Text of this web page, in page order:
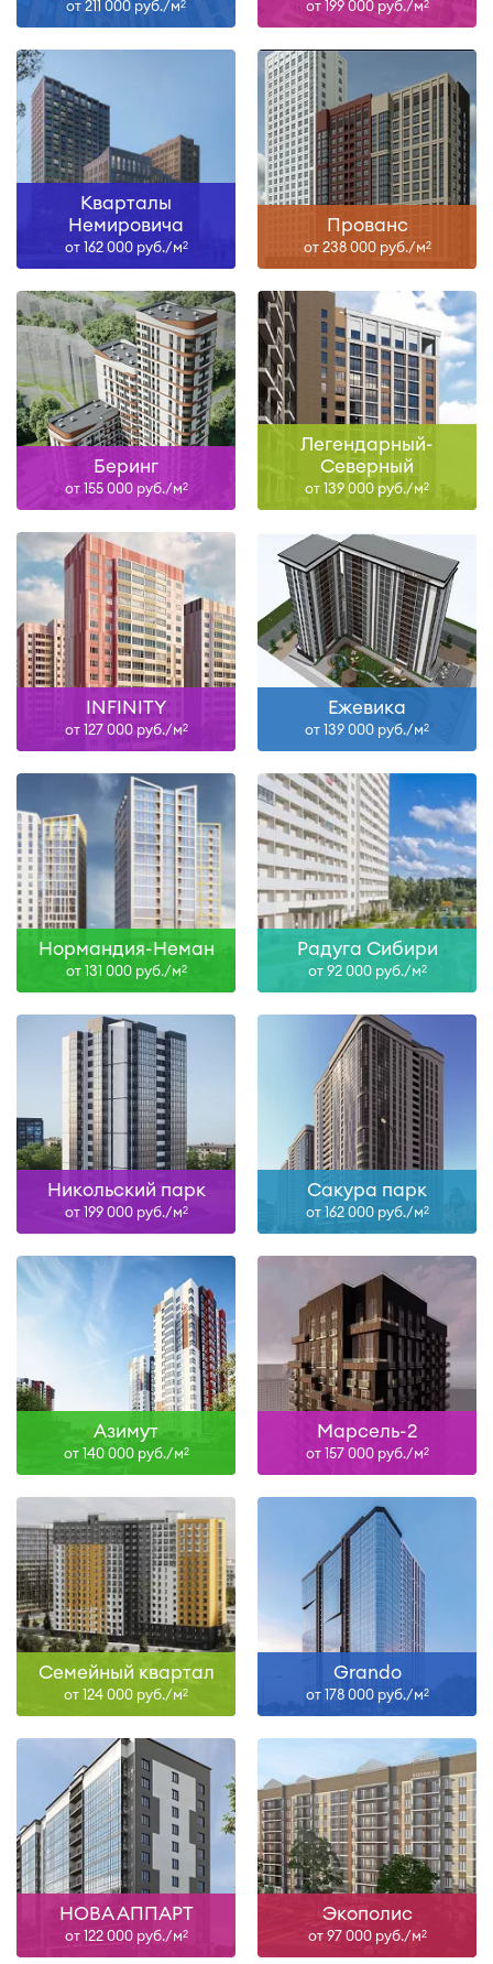
от 211 000 руб./м2 от 199 000 руб./м2
Кварталы
Немировича
от 162 000 руб./м2
Прованс
от 238 000 руб./м2
Беринг
от 155 000 руб./м2
Легендарный-
Северный
от 139 000 руб./м2
INFINITY
от 127 000 руб./м2
Ежевика
от 139 000 руб./м2
Нормандия-Неман
от 131 000 руб./м2
Радуга Сибири
от 92 000 руб./м2
Никольский парк
от 199 000 руб./м2
Сакура парк
от 162 000 руб./м2
Азимут
от 140 000 руб./м2
Марсель-2
от 157 000 руб./м2
Семейный квартал
от 124 000 руб./м2
Grando
от 178 000 руб./м2
НОВА АППАРТ
от 122 000 руб./м2
Экополис
от 97 000 руб./м2